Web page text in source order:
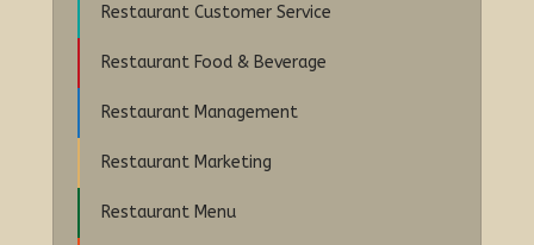
Restaurant Customer Service
Restaurant Food & Beverage
Restaurant Management
Restaurant Marketing
Restaurant Menu